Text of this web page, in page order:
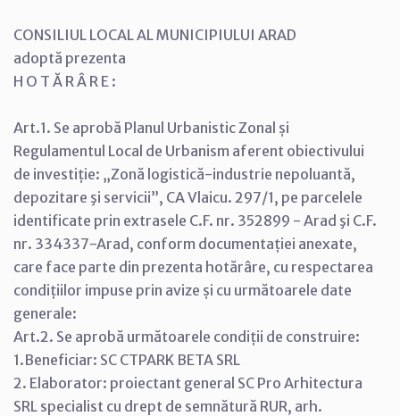
CONSILIUL LOCAL AL MUNICIPIULUI ARAD
adoptă prezenta
H O T Ă R Â R E :
Art.1. Se aprobă Planul Urbanistic Zonal și
Regulamentul Local de Urbanism aferent obiectivului
de investiție: „Zonă logistică-industrie nepoluantă,
depozitare şi servicii”, CA Vlaicu. 297/1, pe parcelele
identificate prin extrasele C.F. nr. 352899 - Arad şi C.F.
nr. 334337-Arad, conform documentației anexate,
care face parte din prezenta hotărâre, cu respectarea
condițiilor impuse prin avize și cu următoarele date
generale:
Art.2. Se aprobă următoarele condiții de construire:
1.Beneficiar: SC CTPARK BETA SRL
2. Elaborator: proiectant general SC Pro Arhitectura
SRL specialist cu drept de semnătură RUR, arh.